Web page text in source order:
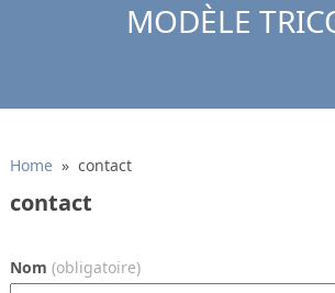
MODÈLE
Home» contact
contact
Nom (obligatoire)